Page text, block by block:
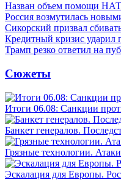
Назван объем помощи
Россия возмутилась
Сикорский призвал
Кредитный кризис ударил
Трамп резко ответил на
Сюжеты
Итоги 06.08: Санкции
Банкет генералов.
Грязные технологии.
Эскалация для Европы.